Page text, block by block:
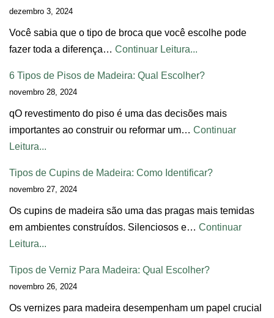
dezembro 3, 2024
Você sabia que o tipo de broca que você escolhe pode
fazer toda a diferença… Continuar Leitura...
6 Tipos de Pisos de Madeira: Qual Escolher?
novembro 28, 2024
qO revestimento do piso é uma das decisões mais
importantes ao construir ou reformar um… Continuar
Leitura...
Tipos de Cupins de Madeira: Como Identificar?
novembro 27, 2024
Os cupins de madeira são uma das pragas mais temidas
em ambientes construídos. Silenciosos e… Continuar
Leitura...
Tipos de Verniz Para Madeira: Qual Escolher?
novembro 26, 2024
Os vernizes para madeira desempenham um papel crucial